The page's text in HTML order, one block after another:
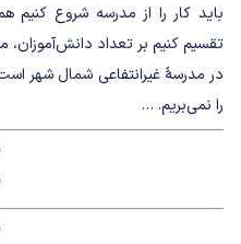
باید کار را از مدرسه شروع کنیم
تقسیم کنیم بر تعداد دانش‌آموزان،
در مدرسۀ غیرانتفاعی شمال شهر
را نمی‌بریم. …